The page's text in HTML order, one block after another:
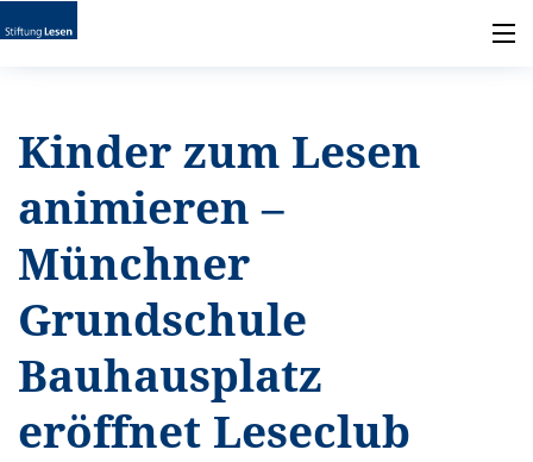
Kinder zum Lesen
animieren –
Münchner
Grundschule
Bauhausplatz
eröffnet Leseclub